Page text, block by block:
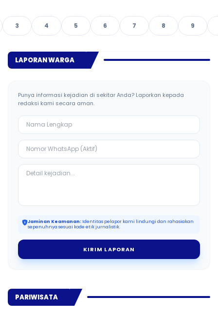
3 4 5 6 7 8 9
LAPORAN WARGA
Punya informasi kejadian di sekitar Anda? Laporkan kepada
redaksi kami secara aman.
Jaminan Keamanan: Identitas pelapor kami lindungi dan rahasiakan
sepenuhnya sesuai kode etik jurnalistik.
KIRIM LAPORAN
PARIWISATA